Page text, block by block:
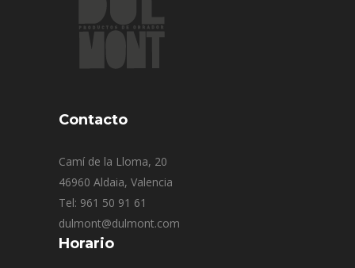
Contacto
Camí de la Lloma, 20
46960 Aldaia, Valencia
Tel: 961 50 91 61
dulmont@dulmont.com
Horario